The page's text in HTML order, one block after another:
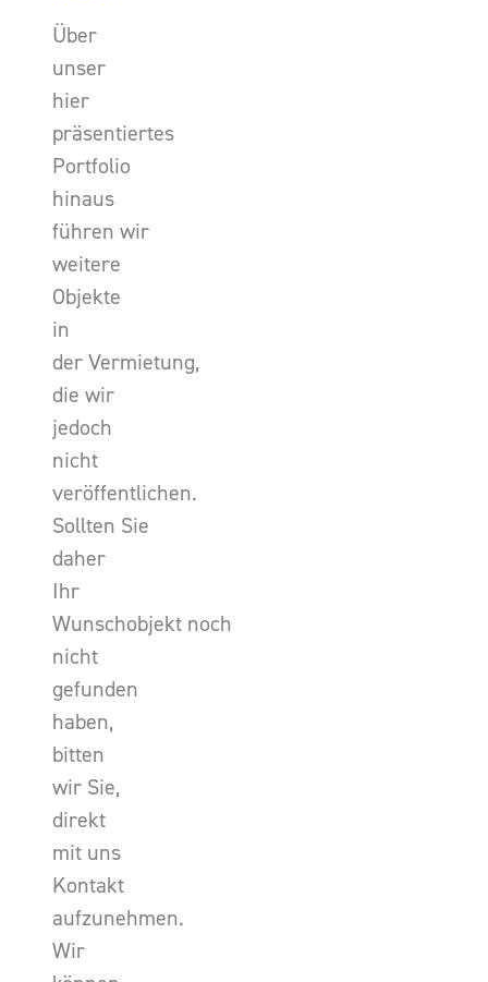
Über
unser
hier
präsentiertes
Portfolio
hinaus
führen wir
weitere
Objekte
in
der Vermietung,
die wir
jedoch
nicht
veröffentlichen.
Sollten Sie
daher
Ihr
Wunschobjekt noch
nicht
gefunden
haben,
bitten
wir Sie,
direkt
mit uns
Kontakt
aufzunehmen.
Wir